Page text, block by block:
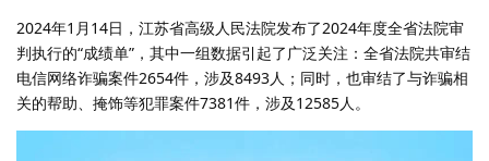
2024年1月14日，江苏省高级人民法院发布了2024年度全省法院审
判执行的“成绩单”，其中一组数据引起了广泛关注：全省法院共审结
电信网络诈骗案件2654件，涉及8493人；同时，也审结了与诈骗相
关的帮助、掩饰等犯罪案件7381件，涉及12585人。